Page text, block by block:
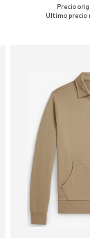
Tallas
Precio
Último precio